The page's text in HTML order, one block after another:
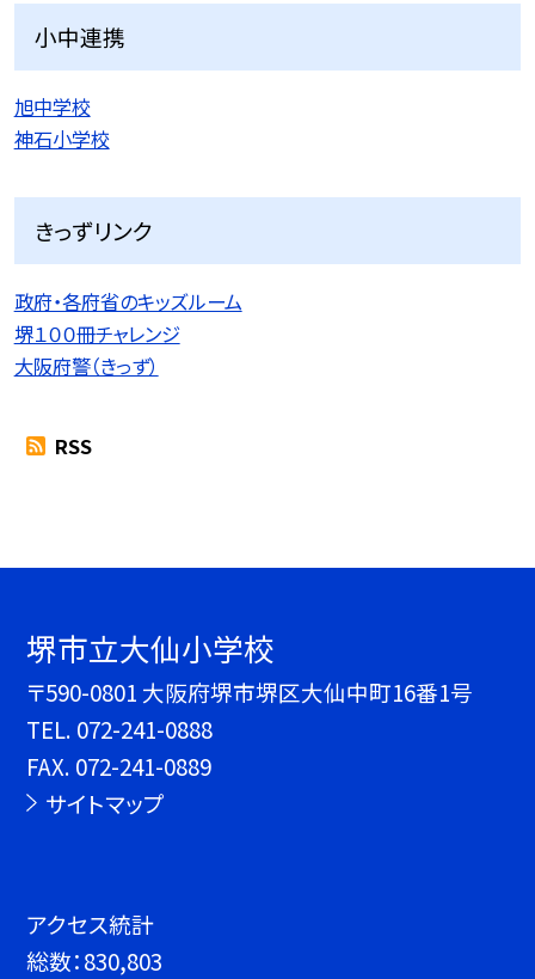
小中連携
旭中学校
神石小学校
きっずリンク
政府・各府省のキッズルーム
堺１００冊チャレンジ
大阪府警（きっず）
RSS
堺市立大仙小学校
〒590-0801 大阪府堺市堺区大仙中町16番1号
TEL. 072-241-0888
FAX. 072-241-0889
サイトマップ
アクセス統計
総数：830,803